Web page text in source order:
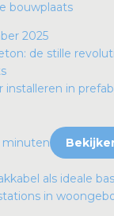
2025
de stille
installeren in
minuten